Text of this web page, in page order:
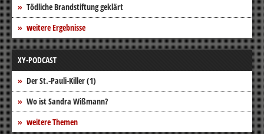
Tödliche Brandstiftung geklärt
weitere Ergebnisse
XY-PODCAST
Der St.-Pauli-Killer (1)
Wo ist Sandra Wißmann?
weitere Themen